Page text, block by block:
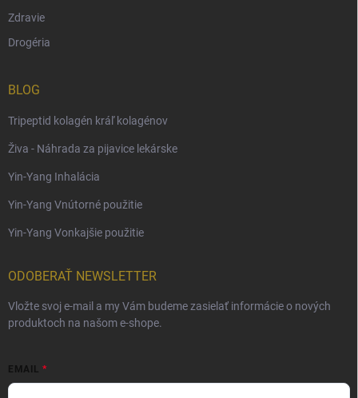
Zdravie
Drogéria
BLOG
Tripeptid kolagén kráľ kolagénov
Živa - Náhrada za pijavice lekárske
Yin-Yang Inhalácia
Yin-Yang Vnútorné použitie
Yin-Yang Vonkajšie použitie
ODOBERAŤ NEWSLETTER
Vložte svoj e-mail a my Vám budeme zasielať informácie o nových
produktoch na našom e-shope.
EMAIL